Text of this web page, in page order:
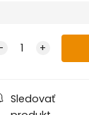
Sledovať